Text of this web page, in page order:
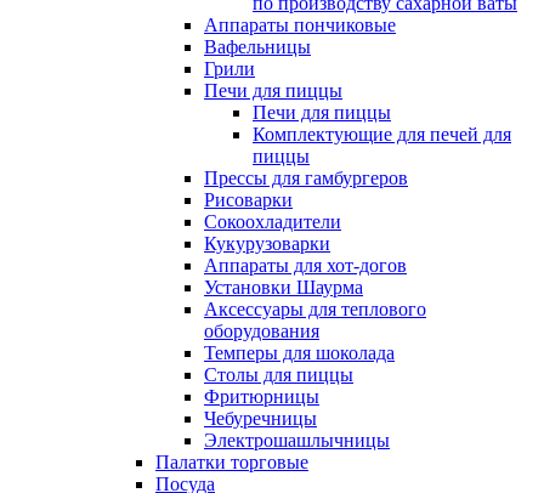
Аппараты пончиковые
Вафельницы
Грили
Печи для пиццы
Печи для пиццы
Комплектующие для печей для
пиццы
Прессы для гамбургеров
Рисоварки
Сокоохладители
Кукурузоварки
Аппараты для хот-догов
Установки Шаурма
Аксессуары для теплового
оборудования
Темперы для шоколада
Столы для пиццы
Фритюрницы
Чебуречницы
Электрошашлычницы
Палатки торговые
Посуда